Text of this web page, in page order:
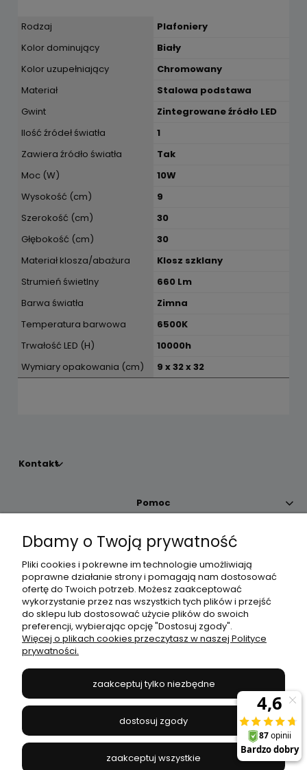
Rodzaj
Plafoniery
Kolor dominujący
Biały
Kolor uzupełniający
Chromowany
Materiał
Stalowa podstawa
Gwint
Zintegrowane źródło LED
Ilość źródeł światła
1
Zawiera źródło światła
Tak
Moc (W)
10W
Wysokość (cm)
9
Szerokość (cm)
30
Głębokość (cm)
30
Materiał klosza/abażura
Klosz szklany
Strumień świetlny
660 Lm
Barwa światła
Zimna
Temperatura barwowa
6500K
Trwałość LED (H)
10000h
Wymiary opakowania (cm)
9 x 32 x 32
Kontakt
Pomoc
Moje konto
Płatności i dostawa
Informacje
JANEX
669-050-03-43
504 545 749//E-mail:sklep@janexmarket.pl
Dbamy o Twoją prywatność
Pliki cookies i pokrewne im technologie umożliwiają
poprawne działanie strony i pomagają nam dostosować
ofertę do Twoich potrzeb. Możesz zaakceptować
wykorzystanie przez nas wszystkich tych plików i przejść
do sklepu lub dostosować użycie plików do swoich
preferencji, wybierając opcję "Dostosuj zgody".
Więcej o plikach cookies przeczytasz w naszej Polityce
prywatności.
zaakceptuj tylko niezbędne
dostosuj zgody
zaakceptuj wszystkie